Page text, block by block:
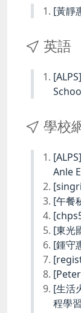
[黃靜
英語
學校
Anle
[午餐
[東光
[鍾守
[生活
程學